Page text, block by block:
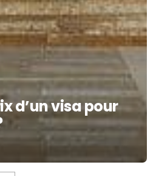
d’un visa pour